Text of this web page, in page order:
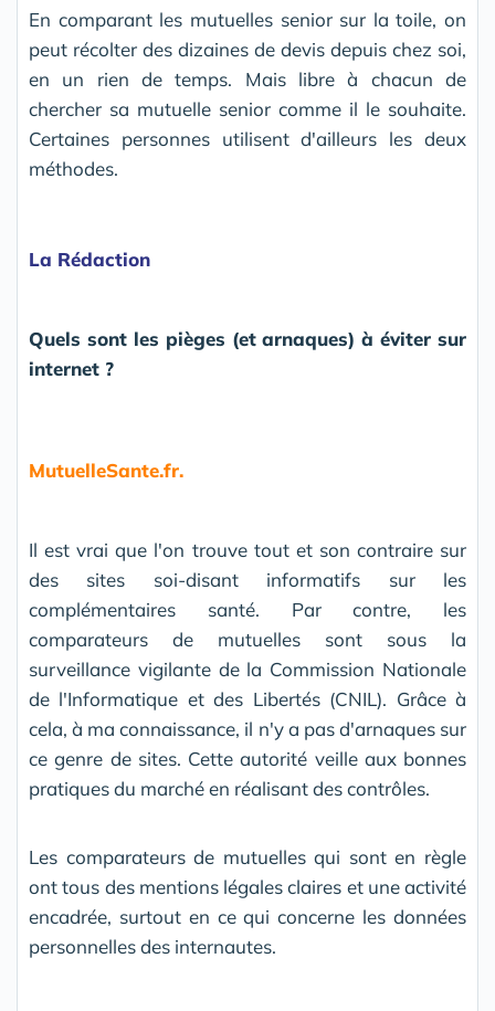
En comparant les mutuelles senior sur la toile, on
peut récolter des dizaines de devis depuis chez soi,
en un rien de temps. Mais libre à chacun de
chercher sa mutuelle senior comme il le souhaite.
Certaines personnes utilisent d'ailleurs les deux
méthodes.
La Rédaction
Quels sont les pièges (et arnaques) à éviter sur
internet ?
MutuelleSante.fr.
Il est vrai que l'on trouve tout et son contraire sur
des sites soi-disant informatifs sur les
complémentaires santé. Par contre, les
comparateurs de mutuelles sont sous la
surveillance vigilante de la Commission Nationale
de l'Informatique et des Libertés (CNIL). Grâce à
cela, à ma connaissance, il n'y a pas d'arnaques sur
ce genre de sites. Cette autorité veille aux bonnes
pratiques du marché en réalisant des contrôles.
Les comparateurs de mutuelles qui sont en règle
ont tous des mentions légales claires et une activité
encadrée, surtout en ce qui concerne les données
personnelles des internautes.